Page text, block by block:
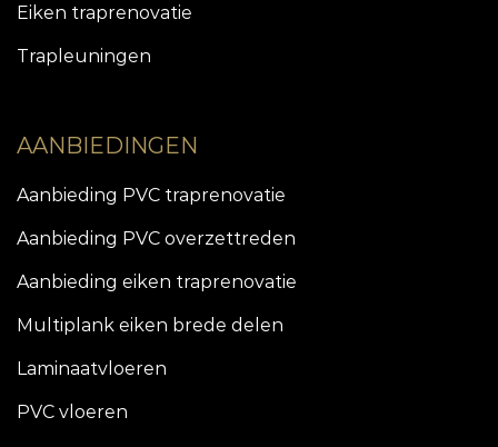
Eiken traprenovatie
Trapleuningen
AANBIEDINGEN
Aanbieding PVC traprenovatie
Aanbieding PVC overzettreden
Aanbieding eiken traprenovatie
Multiplank eiken brede delen
Laminaatvloeren
PVC vloeren